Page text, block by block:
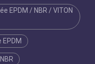
EPDM / NBR / VITON